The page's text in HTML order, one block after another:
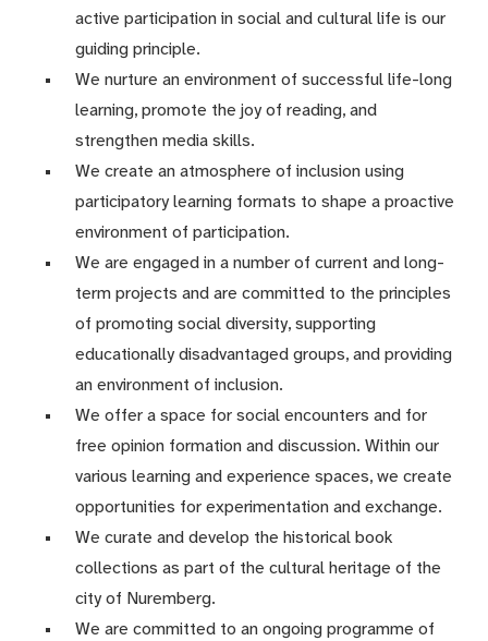
active participation in social and cultural life is our
guiding principle.
We nurture an environment of successful life-long
learning, promote the joy of reading, and
strengthen media skills.
We create an atmosphere of inclusion using
participatory learning formats to shape a proactive
environment of participation.
We are engaged in a number of current and long-
term projects and are committed to the principles
of promoting social diversity, supporting
educationally disadvantaged groups, and providing
an environment of inclusion.
We offer a space for social encounters and for
free opinion formation and discussion. Within our
various learning and experience spaces, we create
opportunities for experimentation and exchange.
We curate and develop the historical book
collections as part of the cultural heritage of the
city of Nuremberg.
We are committed to an ongoing programme of